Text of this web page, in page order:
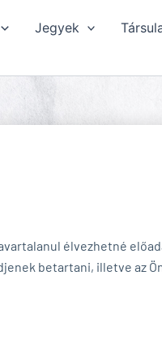
Jegyek
élvezhetné
betartani, illetve az